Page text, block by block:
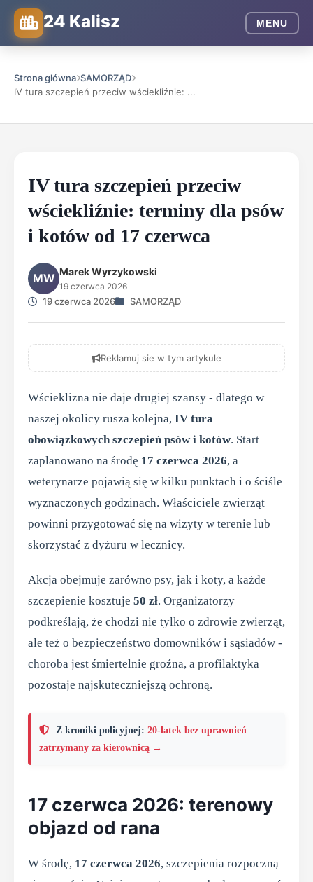
24 Kalisz MENU
Strona główna SAMORZĄD
IV tura szczepień przeciw wściekliźnie: ...
IV tura szczepień przeciw
wściekliźnie: terminy dla psów
i kotów od 17 czerwca
MW Marek Wyrzykowski
19 czerwca 2026
19 czerwca 2026 SAMORZĄD
Reklamuj sie w tym artykule
Wścieklizna nie daje drugiej szansy - dlatego w
naszej okolicy rusza kolejna, IV tura
obowiązkowych szczepień psów i kotów. Start
zaplanowano na środę 17 czerwca 2026, a
weterynarze pojawią się w kilku punktach i o ściśle
wyznaczonych godzinach. Właściciele zwierząt
powinni przygotować się na wizyty w terenie lub
skorzystać z dyżuru w lecznicy.
Akcja obejmuje zarówno psy, jak i koty, a każde
szczepienie kosztuje 50 zł. Organizatorzy
podkreślają, że chodzi nie tylko o zdrowie zwierząt,
ale też o bezpieczeństwo domowników i sąsiadów -
choroba jest śmiertelnie groźna, a profilaktyka
pozostaje najskuteczniejszą ochroną.
Z kroniki policyjnej: 20-latek bez uprawnień
zatrzymany za kierownicą →
17 czerwca 2026: terenowy
objazd od rana
W środę, 17 czerwca 2026, szczepienia rozpoczną